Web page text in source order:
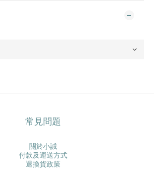
常見問題
關於小誠
付款及運送方式
退換貨政策